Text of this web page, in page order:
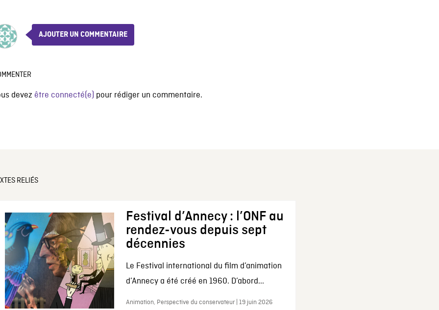
AJOUTER UN COMMENTAIRE
devez être connecté(e) pour rédiger un commentaire.
RELIÉS
Festival d’Annecy : l’ONF au
rendez-vous depuis sept
décennies
Le Festival international du film d’animation
d’Annecy a été créé en 1960. D’abord...
Animation, Perspective du conservateur | 19 juin 2026